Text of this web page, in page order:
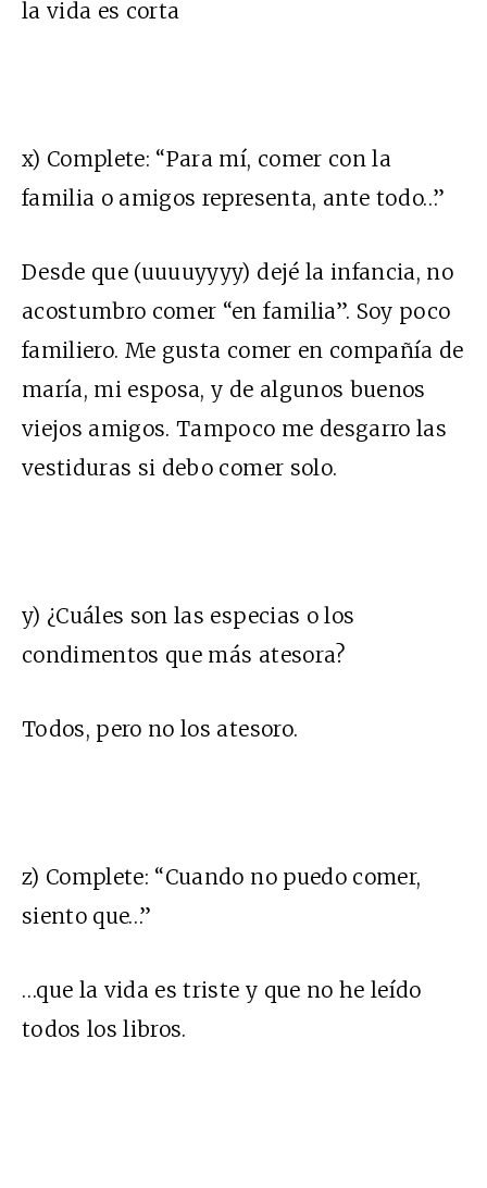
la vida es corta
x) Complete: “Para mí, comer con la
familia o amigos representa, ante todo…”
Desde que (uuuuyyyy) dejé la infancia, no
acostumbro comer “en familia”. Soy poco
familiero. Me gusta comer en compañía de
maría, mi esposa, y de algunos buenos
viejos amigos. Tampoco me desgarro las
vestiduras si debo comer solo.
y) ¿Cuáles son las especias o los
condimentos que más atesora?
Todos, pero no los atesoro.
z) Complete: “Cuando no puedo comer,
siento que…”
…que la vida es triste y que no he leído
todos los libros.